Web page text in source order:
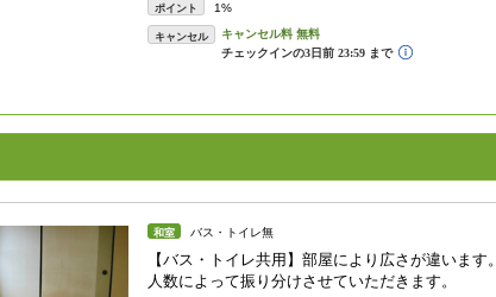
ポイント 1%
キャンセル
和室 バス・トイレ無
【バス・トイレ共用】部屋により広さが違います。
人数によって振り分けさせていただきます。